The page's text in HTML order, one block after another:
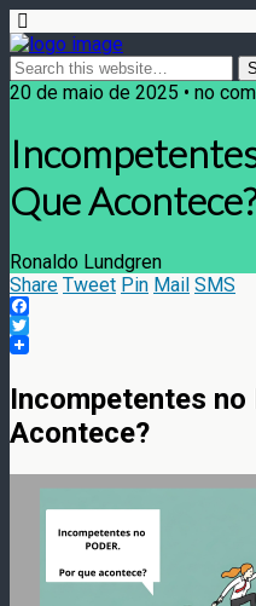
20 de maio de 2025 • no
Que Acontece?
Ronaldo Lundgren
Share Tweet Pin Mail SMS
Facebook
Twitter
Incompetentes no
Acontece?